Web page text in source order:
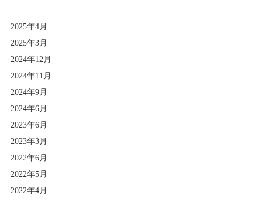
2025年4月
2025年3月
2024年12月
2024年11月
2024年9月
2024年6月
2023年6月
2023年3月
2022年6月
2022年5月
2022年4月